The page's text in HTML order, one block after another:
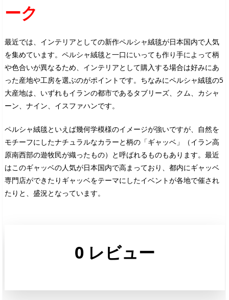
ーク
最近では、インテリアとしての新作ペルシャ絨毯が日本国内で人気
を集めています。ペルシャ絨毯と一口にいっても作り手によって柄
や色合いが異なるため、インテリアとして購入する場合は好みにあ
った産地や工房を選ぶのがポイントです。ちなみにペルシャ絨毯の5
大産地は、いずれもイランの都市であるタブリーズ、クム、カシャ
ーン、ナイン、イスファハンです。
ペルシャ絨毯といえば幾何学模様のイメージが強いですが、自然を
モチーフにしたナチュラルなカラーと柄の「ギャッベ」（イラン高
原南西部の遊牧民が織ったもの）と呼ばれるものもあります。最近
はこのギャッベの人気が日本国内で高まっており、都内にギャッベ
専門店ができたりギャッベをテーマにしたイベントが各地で催され
たりと、盛況となっています。
0 レビュー